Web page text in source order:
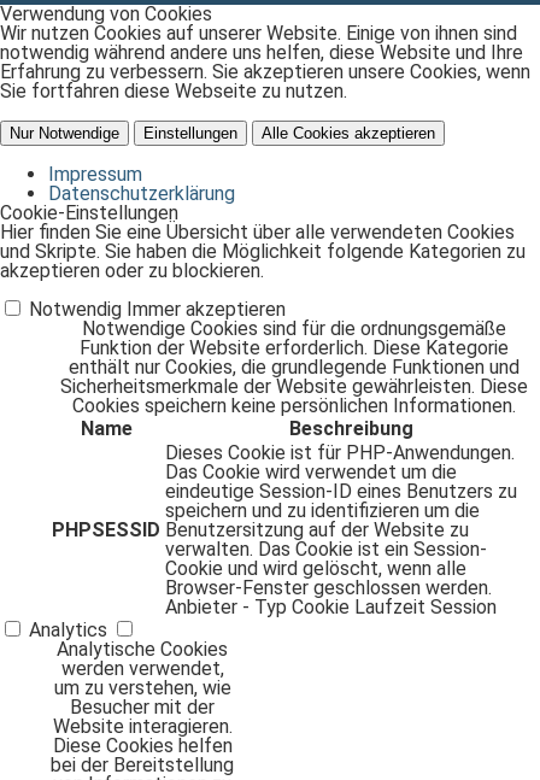
Verwendung von Cookies
Wir nutzen Cookies auf unserer Website. Einige von ihnen sind
notwendig während andere uns helfen, diese Website und Ihre
Erfahrung zu verbessern. Sie akzeptieren unsere Cookies, wenn
Sie fortfahren diese Webseite zu nutzen.
Nur Notwendige Einstellungen Alle Cookies akzeptieren
Impressum
Datenschutzerklärung
Cookie-Einstellungen
Hier finden Sie eine Übersicht über alle verwendeten Cookies
und Skripte. Sie haben die Möglichkeit folgende Kategorien zu
akzeptieren oder zu blockieren.
Notwendig Immer akzeptieren
Notwendige Cookies sind für die ordnungsgemäße
Funktion der Website erforderlich. Diese Kategorie
enthält nur Cookies, die grundlegende Funktionen und
Sicherheitsmerkmale der Website gewährleisten. Diese
Cookies speichern keine persönlichen Informationen.
Name
Beschreibung
PHPSESSID
Dieses Cookie ist für PHP-Anwendungen.
Das Cookie wird verwendet um die
eindeutige Session-ID eines Benutzers zu
speichern und zu identifizieren um die
Benutzersitzung auf der Website zu
verwalten. Das Cookie ist ein Session-
Cookie und wird gelöscht, wenn alle
Browser-Fenster geschlossen werden.
Anbieter - Typ Cookie Laufzeit Session
Analytics
Analytische Cookies
werden verwendet,
um zu verstehen, wie
Besucher mit der
Website interagieren.
Diese Cookies helfen
bei der Bereitstellung